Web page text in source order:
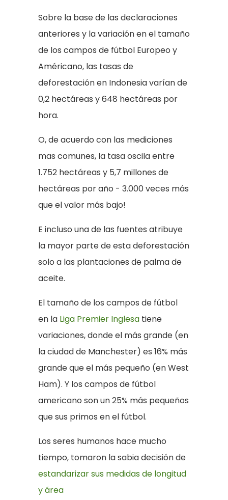
Sobre la base de las declaraciones
anteriores y la variación en el tamaño
de los campos de fútbol Europeo y
Américano, las tasas de
deforestación en Indonesia varían de
0,2 hectáreas y 648 hectáreas por
hora.
O, de acuerdo con las mediciones
mas comunes, la tasa oscila entre
1.752 hectáreas y 5,7 millones de
hectáreas por año - 3.000 veces más
que el valor más bajo!
E incluso una de las fuentes atribuye
la mayor parte de esta deforestación
solo a las plantaciones de palma de
aceite.
El tamaño de los campos de fútbol
en la Liga Premier Inglesa tiene
variaciones, donde el más grande (en
la ciudad de Manchester) es 16% más
grande que el más pequeño (en West
Ham). Y los campos de fútbol
americano son un 25% más pequeños
que sus primos en el fútbol.
Los seres humanos hace mucho
tiempo, tomaron la sabia decisión de
estandarizar sus medidas de longitud
y área